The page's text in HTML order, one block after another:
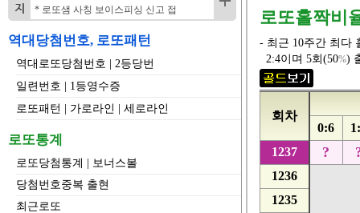
* 로또샘 사칭 보이스피싱 신고 접
역대당첨번호, 로또패턴
역대로또당첨번호
2등당번
일련번호
1등영수증
로또패턴
가로라인 세로라인
로또통계
로또당첨통계
보너스볼
당첨번호중복 출현
최근로또
로또홀짝비
- 최근 10주간 최다
2:4이며 5회(50%)
회차
0:6
1237
?
1236
1235